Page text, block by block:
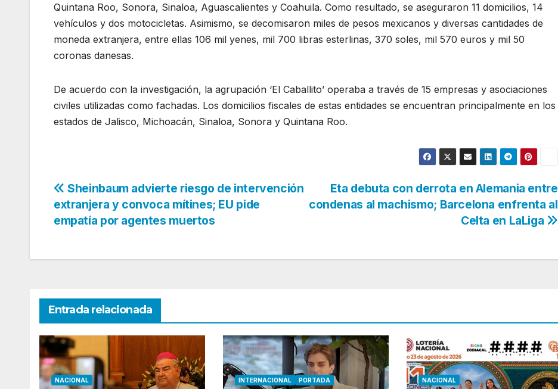
Quintana Roo, Sonora, Sinaloa, Aguascalientes y Coahuila. Como resultado, se aseguraron 11 domicilios, 14
vehículos y dos motocicletas. Asimismo, se decomisaron miles de pesos mexicanos y diversas cantidades de
moneda extranjera, entre ellas 106 mil yenes, mil 700 libras esterlinas, 370 soles, mil 570 euros y mil 50
coronas danesas.
De acuerdo con la investigación, la agrupación ‘El Caballito’ operaba a través de 15 empresas y asociaciones
civiles utilizadas como fachadas. Los domicilios fiscales de estas entidades se encuentran principalmente en los
estados de Jalisco, Michoacán, Sinaloa, Sonora y Quintana Roo.
Navegación
de
Eta debuta con derrota en Alemania entre
condenas al machismo; Barcelona enfrenta al
Celta en LaLiga
Sheinbaum advierte riesgo de intervención
extranjera y convoca mítines; EU pide
empatía por agentes muertos
Entrada relacionada
NACIONAL INTERNACIONAL PORTADA NACIONAL